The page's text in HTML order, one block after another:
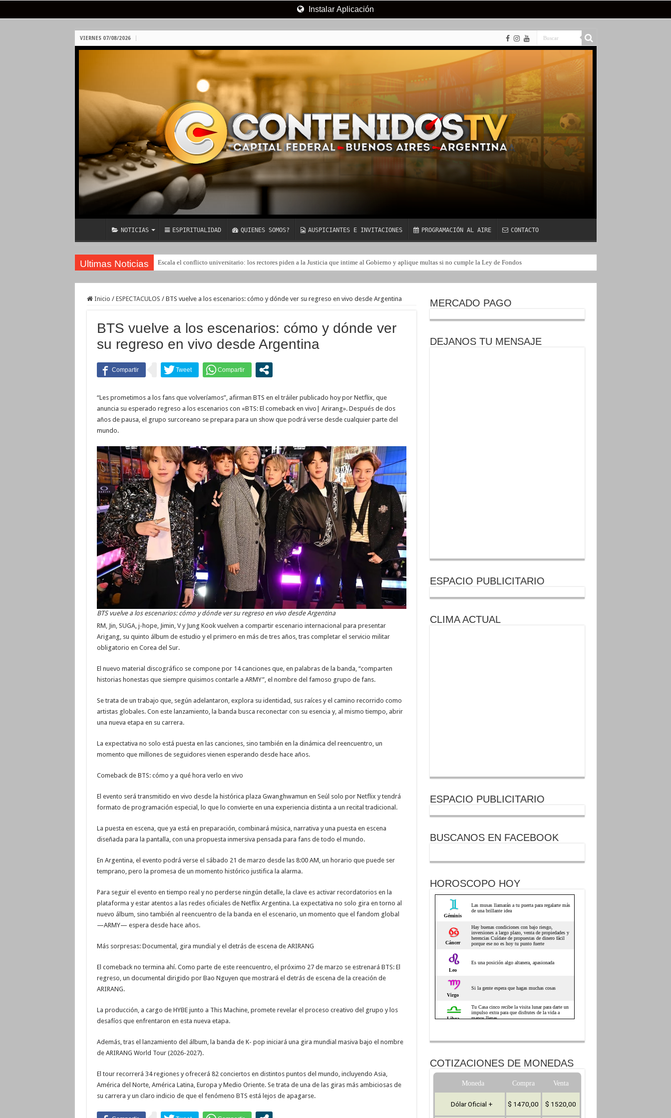
Instalar Aplicación
VIERNES 07/08/2026
NOTICIAS ESPIRITUALIDAD QUIENES SOMOS? AUSPICIANTES E INVITACIONES PROGRAMACIÓN AL AIRE CONTACTO
Ultimas Noticias Escala el conflicto universitario: los rectores piden a la Justicia que intime al Gobierno y aplique multas si no cumple la Ley de Fondos
Inicio / ESPECTACULOS / BTS vuelve a los escenarios: cómo y dónde ver su regreso en vivo desde Argentina
BTS vuelve a los escenarios: cómo y dónde ver
su regreso en vivo desde Argentina
“Les prometimos a los fans que volveríamos”, afirman BTS en el tráiler publicado hoy por Netflix, que
anuncia su esperado regreso a los escenarios con «BTS: El comeback en vivo| Arirang». Después de dos
años de pausa, el grupo surcoreano se prepara para un show que podrá verse desde cualquier parte del
mundo.
BTS vuelve a los escenarios: cómo y dónde ver su regreso en vivo desde Argentina
RM, Jin, SUGA, j-hope, Jimin, V y Jung Kook vuelven a compartir escenario internacional para presentar
Arigang, su quinto álbum de estudio y el primero en más de tres años, tras completar el servicio militar
obligatorio en Corea del Sur.
El nuevo material discográfico se compone por 14 canciones que, en palabras de la banda, “comparten
historias honestas que siempre quisimos contarle a ARMY”, el nombre del famoso grupo de fans.
Se trata de un trabajo que, según adelantaron, explora su identidad, sus raíces y el camino recorrido como
artistas globales. Con este lanzamiento, la banda busca reconectar con su esencia y, al mismo tiempo, abrir
una nueva etapa en su carrera.
La expectativa no solo está puesta en las canciones, sino también en la dinámica del reencuentro, un
momento que millones de seguidores vienen esperando desde hace años.
Comeback de BTS: cómo y a qué hora verlo en vivo
El evento será transmitido en vivo desde la histórica plaza Gwanghwamun en Seúl solo por Netflix y tendrá
formato de programación especial, lo que lo convierte en una experiencia distinta a un recital tradicional.
La puesta en escena, que ya está en preparación, combinará música, narrativa y una puesta en escena
diseñada para la pantalla, con una propuesta inmersiva pensada para fans de todo el mundo.
En Argentina, el evento podrá verse el sábado 21 de marzo desde las 8:00 AM, un horario que puede ser
temprano, pero la promesa de un momento histórico justifica la alarma.
Para seguir el evento en tiempo real y no perderse ningún detalle, la clave es activar recordatorios en la
plataforma y estar atentos a las redes oficiales de Netflix Argentina. La expectativa no solo gira en torno al
nuevo álbum, sino también al reencuentro de la banda en el escenario, un momento que el fandom global
—ARMY— espera desde hace años.
Más sorpresas: Documental, gira mundial y el detrás de escena de ARIRANG
El comeback no termina ahí. Como parte de este reencuentro, el próximo 27 de marzo se estrenará BTS: El
regreso, un documental dirigido por Bao Nguyen que mostrará el detrás de escena de la creación de
ARIRANG.
La producción, a cargo de HYBE junto a This Machine, promete revelar el proceso creativo del grupo y los
desafíos que enfrentaron en esta nueva etapa.
Además, tras el lanzamiento del álbum, la banda de K- pop iniciará una gira mundial masiva bajo el nombre
de ARIRANG World Tour (2026-2027).
El tour recorrerá 34 regiones y ofrecerá 82 conciertos en distintos puntos del mundo, incluyendo Asia,
América del Norte, América Latina, Europa y Medio Oriente. Se trata de una de las giras más ambiciosas de
su carrera y un claro indicio de que el fenómeno BTS está lejos de apagarse.
MERCADO PAGO
DEJANOS TU MENSAJE
ESPACIO PUBLICITARIO
CLIMA ACTUAL
ESPACIO PUBLICITARIO
BUSCANOS EN FACEBOOK
HOROSCOPO HOY
COTIZACIONES DE MONEDAS
Moneda Compra Venta
Dólar Oficial + $ 1470,00 $ 1520,00